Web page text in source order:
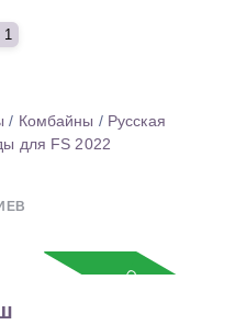
1
/ Комбайны / Русская
для FS 2022